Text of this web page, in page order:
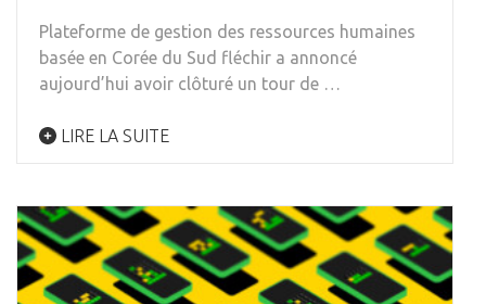
Plateforme de gestion des ressources humaines
basée en Corée du Sud fléchir a annoncé
aujourd’hui avoir clôturé un tour de …
LIRE LA SUITE